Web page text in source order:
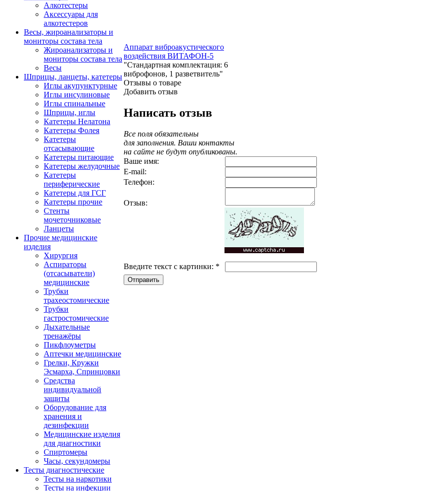
Алкотестеры
Аксессуары для
алкотестеров
Весы, жироанализаторы и
мониторы состава тела
Жироанализаторы и
мониторы состава тела
Весы
Шприцы, ланцеты, катетеры
Иглы акупунктурные
Иглы инсулиновые
Иглы спинальные
Шприцы, иглы
Катетеры Нелатона
Катетеры Фолея
Катетеры
отсасывающие
Катетеры питающие
Катетеры желудочные
Катетеры
периферические
Катетеры для ГСГ
Катетеры прочие
Стенты
мочеточниковые
Ланцеты
Прочие медицинские
изделия
Хирургия
Аспираторы
(отсасыватели)
медицинские
Трубки
трахеостомические
Трубки
гастростомические
Дыхательные
тренажёры
Пикфлоуметры
Аптечки медицинские
Грелки, Кружки
Эсмарха, Спринцовки
Средства
индивидуальной
защиты
Оборудование для
хранения и
дезинфекции
Медицинские изделия
для диагностики
Спиртомеры
Часы, секундомеры
Тесты диагностические
Тесты на наркотики
Тесты на инфекции
Аппарат виброакустического
воздействия ВИТАФОН-5
"Стандартная комплектация: 6
виброфонов, 1 разветвитель"
Отзывы о товаре
Добавить отзыв
Написать отзыв
Все поля обязательны
для заполнения. Ваши контакты
на сайте не будут опубликованы.
Ваше имя:
E-mail:
Телефон:
Отзыв:
Введите текст с картинки: *